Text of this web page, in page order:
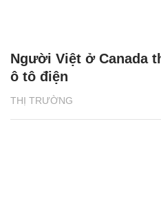
THỊ TRƯỜNG
Người Việt ở Canada
ô tô điện